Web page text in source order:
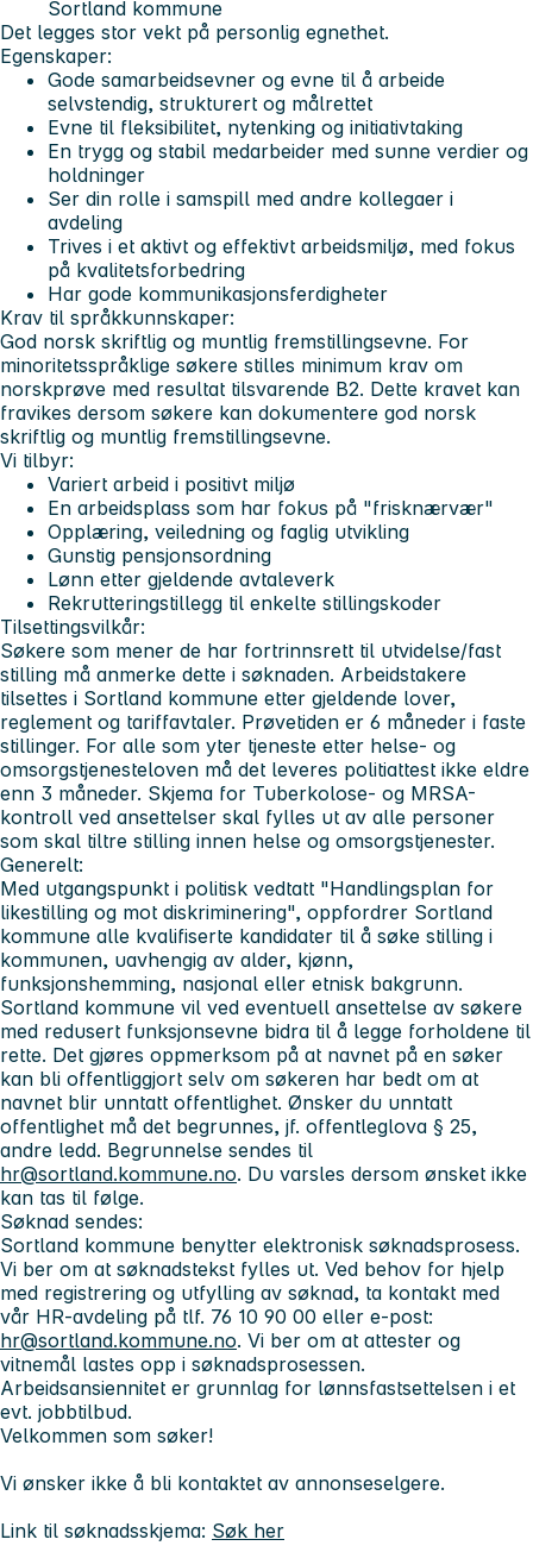
Sortland kommune
Det legges stor vekt på personlig egnethet.
Egenskaper:
Gode samarbeidsevner og evne til å arbeide
selvstendig, strukturert og målrettet
Evne til fleksibilitet, nytenking og initiativtaking
En trygg og stabil medarbeider med sunne verdier og
holdninger
Ser din rolle i samspill med andre kollegaer i
avdeling
Trives i et aktivt og effektivt arbeidsmiljø, med fokus
på kvalitetsforbedring
Har gode kommunikasjonsferdigheter
Krav til språkkunnskaper:
God norsk skriftlig og muntlig fremstillingsevne. For
minoritetsspråklige søkere stilles minimum krav om
norskprøve med resultat tilsvarende B2. Dette kravet kan
fravikes dersom søkere kan dokumentere god norsk
skriftlig og muntlig fremstillingsevne.
Vi tilbyr:
Variert arbeid i positivt miljø
En arbeidsplass som har fokus på "frisknærvær"
Opplæring, veiledning og faglig utvikling
Gunstig pensjonsordning
Lønn etter gjeldende avtaleverk
Rekrutteringstillegg til enkelte stillingskoder
Tilsettingsvilkår:
Søkere som mener de har fortrinnsrett til utvidelse/fast
stilling må anmerke dette i søknaden. Arbeidstakere
tilsettes i Sortland kommune etter gjeldende lover,
reglement og tariffavtaler. Prøvetiden er 6 måneder i faste
stillinger. For alle som yter tjeneste etter helse- og
omsorgstjenesteloven må det leveres politiattest ikke eldre
enn 3 måneder. Skjema for Tuberkolose- og MRSA-
kontroll ved ansettelser skal fylles ut av alle personer
som skal tiltre stilling innen helse og omsorgstjenester.
Generelt:
Med utgangspunkt i politisk vedtatt "Handlingsplan for
likestilling og mot diskriminering", oppfordrer Sortland
kommune alle kvalifiserte kandidater til å søke stilling i
kommunen, uavhengig av alder, kjønn,
funksjonshemming, nasjonal eller etnisk bakgrunn.
Sortland kommune vil ved eventuell ansettelse av søkere
med redusert funksjonsevne bidra til å legge forholdene til
rette. Det gjøres oppmerksom på at navnet på en søker
kan bli offentliggjort selv om søkeren har bedt om at
navnet blir unntatt offentlighet. Ønsker du unntatt
offentlighet må det begrunnes, jf. offentleglova § 25,
andre ledd. Begrunnelse sendes til
hr@sortland.kommune.no. Du varsles dersom ønsket ikke
kan tas til følge.
Søknad sendes:
Sortland kommune benytter elektronisk søknadsprosess.
Vi ber om at søknadstekst fylles ut. Ved behov for hjelp
med registrering og utfylling av søknad, ta kontakt med
vår HR-avdeling på tlf. 76 10 90 00 eller e-post:
hr@sortland.kommune.no. Vi ber om at attester og
vitnemål lastes opp i søknadsprosessen.
Arbeidsansiennitet er grunnlag for lønnsfastsettelsen i et
evt. jobbtilbud.
Velkommen som søker!
Vi ønsker ikke å bli kontaktet av annonseselgere.
Link til søknadsskjema: Søk her